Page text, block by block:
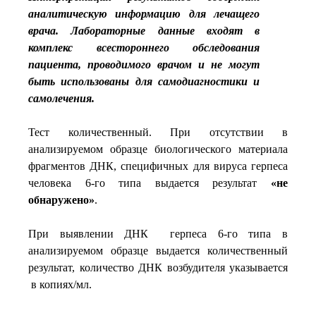
аналитическую информацию для лечащего
врача. Лабораторные данные входят в
комплекс всестороннего обследования
пациента, проводимого врачом и не могут
быть использованы для самодиагностики и
самолечения.
Тест количественный. При отсутствии в
анализируемом образце биологического материала
фрагментов ДНК, специфичных для вируса герпеса
человека 6-го типа выдается результат «не
обнаружено».
При выявлении ДНК герпеса 6-го типа в
анализируемом образце выдается количественный
результат, количество ДНК возбудителя указывается
в копиях/мл.